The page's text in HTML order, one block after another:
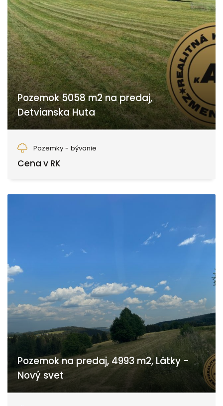
Pozemok 5058 m2 na predaj,
Detvianska Huta
Pozemky - bývanie
Cena v RK
Pozemok na predaj, 4993 m2, Látky -
Nový svet